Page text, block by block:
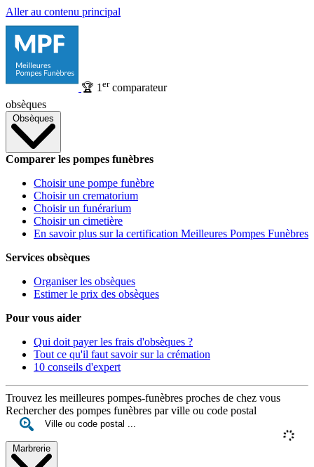
Aller au contenu principal
🏆 1 ercomparateur
obsèques
Obsèques
Comparer les pompes funèbres
Choisir une pompe funèbre
Choisir un crematorium
Choisir un funérarium
Choisir un cimetière
En savoir plus sur la certification Meilleures Pompes Funèbres
Services obsèques
Organiser les obsèques
Estimer le prix des obsèques
Pour vous aider
Qui doit payer les frais d'obsèques ?
Tout ce qu'il faut savoir sur la crémation
10 conseils d'expert
Trouvez les meilleures pompes-funèbres proches de chez vous
Rechercher des pompes funèbres par ville ou code postal
Marbrerie